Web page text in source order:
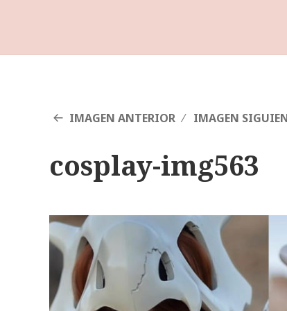
IMAGEN ANTERIOR IMAGEN
cosplay-img563